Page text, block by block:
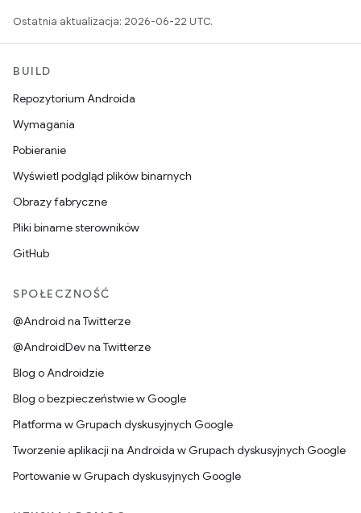
Ostatnia aktualizacja: 2026-06-22 UTC.
BUILD
Repozytorium Androida
Wymagania
Pobieranie
Wyświetl podgląd plików binarnych
Obrazy fabryczne
Pliki binarne sterowników
GitHub
SPOŁECZNOŚĆ
@Android na Twitterze
@AndroidDev na Twitterze
Blog o Androidzie
Blog o bezpieczeństwie w Google
Platforma w Grupach dyskusyjnych Google
Tworzenie aplikacji na Androida w Grupach dyskusyjnych Google
Portowanie w Grupach dyskusyjnych Google